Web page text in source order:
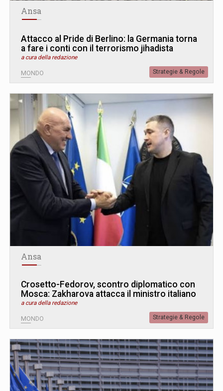
Ansa
Attacco al Pride di Berlino: la Germania torna
a fare i conti con il terrorismo jihadista
a cura della redazione
MONDO Strategie & Regole
Ansa
Crosetto-Fedorov, scontro diplomatico con
Mosca: Zakharova attacca il ministro italiano
a cura della redazione
MONDO Strategie & Regole